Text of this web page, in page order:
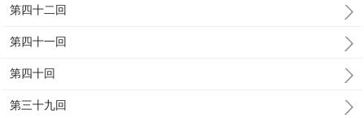
第四十二回
第四十一回
第四十回
第三十九回